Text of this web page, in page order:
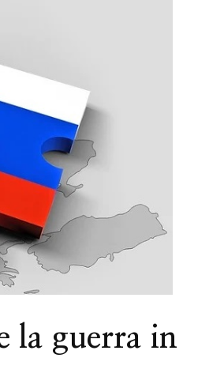
la guerra in